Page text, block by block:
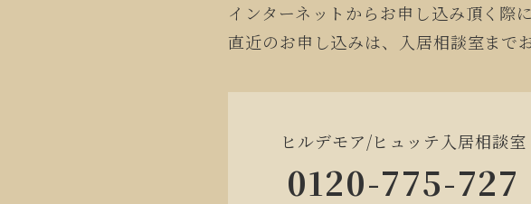
インターネットからお申し込み頂く際
直近のお申し込みは、入居相談室まで
ヒルデモア/ヒュッテ入居相談室
0120-775-727